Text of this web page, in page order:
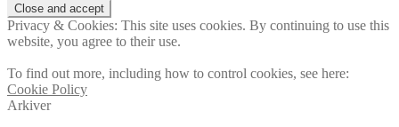
Privacy & Cookies: This site uses cookies. By continuing to use this
website, you agree to their use.
To find out more, including how to control cookies, see here:
Cookie Policy
Arkiver